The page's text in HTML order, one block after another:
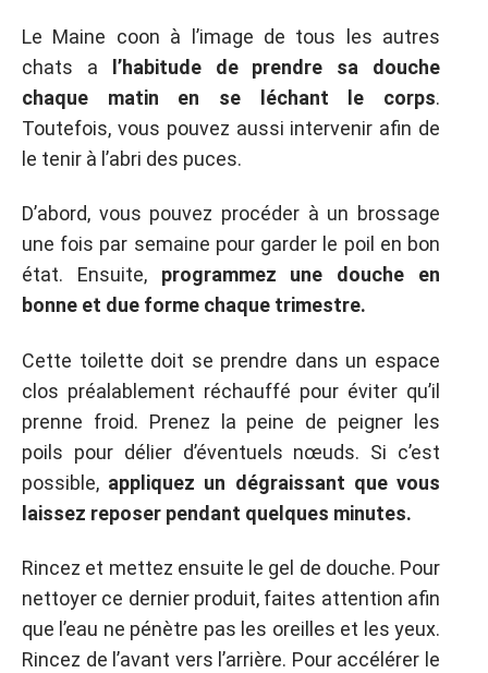
Le Maine coon à l’image de tous les autres
chats a l’habitude de prendre sa douche
chaque matin en se léchant le corps.
Toutefois, vous pouvez aussi intervenir afin de
le tenir à l’abri des puces.
D’abord, vous pouvez procéder à un brossage
une fois par semaine pour garder le poil en bon
état. Ensuite, programmez une douche en
bonne et due forme chaque trimestre.
Cette toilette doit se prendre dans un espace
clos préalablement réchauffé pour éviter qu’il
prenne froid. Prenez la peine de peigner les
poils pour délier d’éventuels nœuds. Si c’est
possible, appliquez un dégraissant que vous
laissez reposer pendant quelques minutes.
Rincez et mettez ensuite le gel de douche. Pour
nettoyer ce dernier produit, faites attention afin
que l’eau ne pénètre pas les oreilles et les yeux.
Rincez de l’avant vers l’arrière. Pour accélérer le